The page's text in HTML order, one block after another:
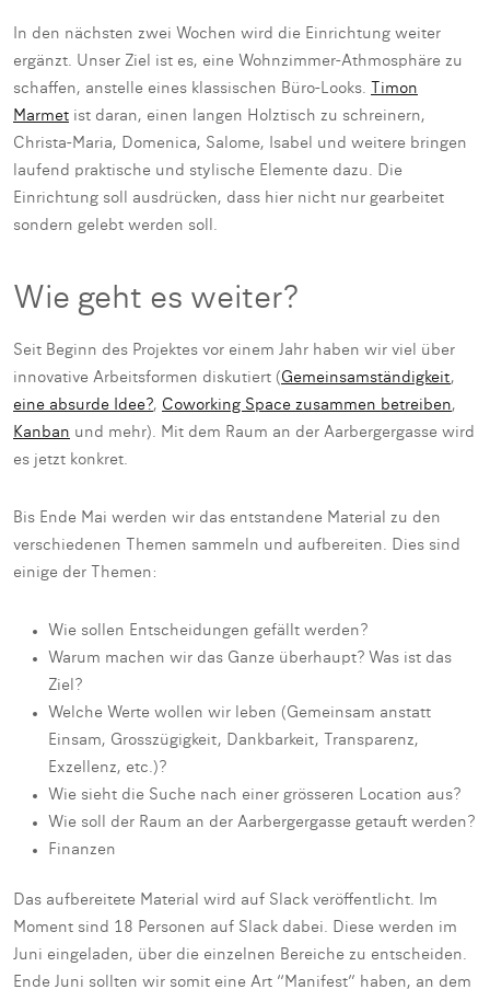
In den nächsten zwei Wochen wird die Einrichtung weiter
ergänzt. Unser Ziel ist es, eine Wohnzimmer-Athmosphäre zu
schaffen, anstelle eines klassischen Büro-Looks.
Timon
Marmet ist daran, einen langen Holztisch zu schreinern,
Christa-Maria, Domenica, Salome, Isabel und weitere bringen
laufend praktische und stylische Elemente dazu. Die
Einrichtung soll ausdrücken, dass hier nicht nur gearbeitet
sondern gelebt werden soll.
Wie geht es weiter?
Seit Beginn des Projektes vor einem Jahr haben wir viel über
innovative Arbeitsformen diskutiert ( Gemeinsamständigkeit,
eine absurde Idee?, Coworking Space zusammen betreiben,
Kanban und mehr). Mit dem Raum an der Aarbergergasse wird
es jetzt konkret.
Bis Ende Mai werden wir das entstandene Material zu den
verschiedenen Themen sammeln und aufbereiten. Dies sind
einige der Themen:
Wie sollen Entscheidungen gefällt werden?
Warum machen wir das Ganze überhaupt? Was ist das
Ziel?
Welche Werte wollen wir leben (Gemeinsam anstatt
Einsam, Grosszügigkeit, Dankbarkeit, Transparenz,
Exzellenz, etc.)?
Wie sieht die Suche nach einer grösseren Location aus?
Wie soll der Raum an der Aarbergergasse getauft werden?
Finanzen
Das aufbereitete Material wird auf Slack veröffentlicht. Im
Moment sind 18 Personen auf Slack dabei. Diese werden im
Juni eingeladen, über die einzelnen Bereiche zu entscheiden.
Ende Juni sollten wir somit eine Art “Manifest” haben, an dem